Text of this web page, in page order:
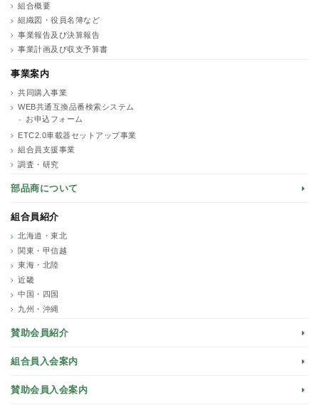
組合概要
組織図・役員名簿など
事業報告及び決算報告
事業計画及び収支予算書
事業案内
共同購入事業
WEB共通互換品番検索システム
お申込フォーム
ETC2.0車載器セットアップ事業
組合員支援事業
調査・研究
部品商について
組合員紹介
北海道・東北
関東・甲信越
東海・北陸
近畿
中国・四国
九州・沖縄
賛助会員紹介
組合員入会案内
賛助会員入会案内